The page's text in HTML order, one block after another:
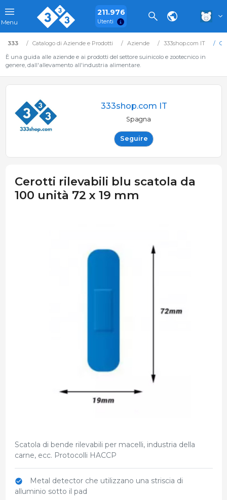
Menu
211.976
Utenti
333 Catalogo di Aziende e Prodotti Aziende 333shop.com IT
È una guida alle aziende e ai prodotti del settore suinicolo e zootecnico in
genere, dall'allevamento all'industria alimentare.
333shop.com IT
Spagna
Seguire
Cerotti rilevabili blu scatola da
100 unità 72 x 19 mm
Scatola di bende rilevabili per macelli, industria della
carne, ecc. Protocolli HACCP
Metal detector che utilizzano una striscia di
alluminio sotto il pad